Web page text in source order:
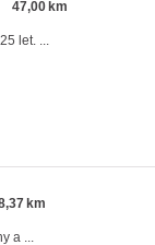
47,00 km
let. ...
km
a ...